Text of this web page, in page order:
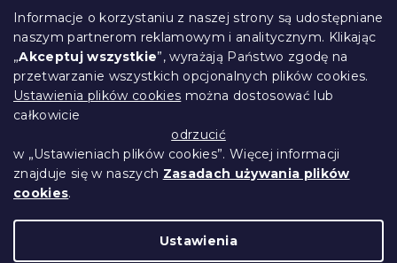
Informacje o korzystaniu z naszej strony są udostępniane
naszym partnerom reklamowym i analitycznym. Klikając
„Akceptuj wszystkie”, wyrażają Państwo zgodę na
przetwarzanie wszystkich opcjonalnych plików cookies.
Ustawienia plików cookies można dostosować lub
całkowicie
odrzucić
w „Ustawieniach plików cookies”. Więcej informacji
znajduje się w naszych Zasadach używania plików
cookies.
Ustawienia
Reklamacje i zwroty towarów
Kontakt
Regulamin
Ochrona danych osobowych
Kodeks etyczny
Dla partnerów